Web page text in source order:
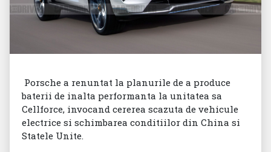
Porsche a renuntat la planurile de a produce
baterii de inalta performanta la unitatea sa
Cellforce, invocand cererea scazuta de vehicule
electrice si schimbarea conditiilor din China si
Statele Unite.